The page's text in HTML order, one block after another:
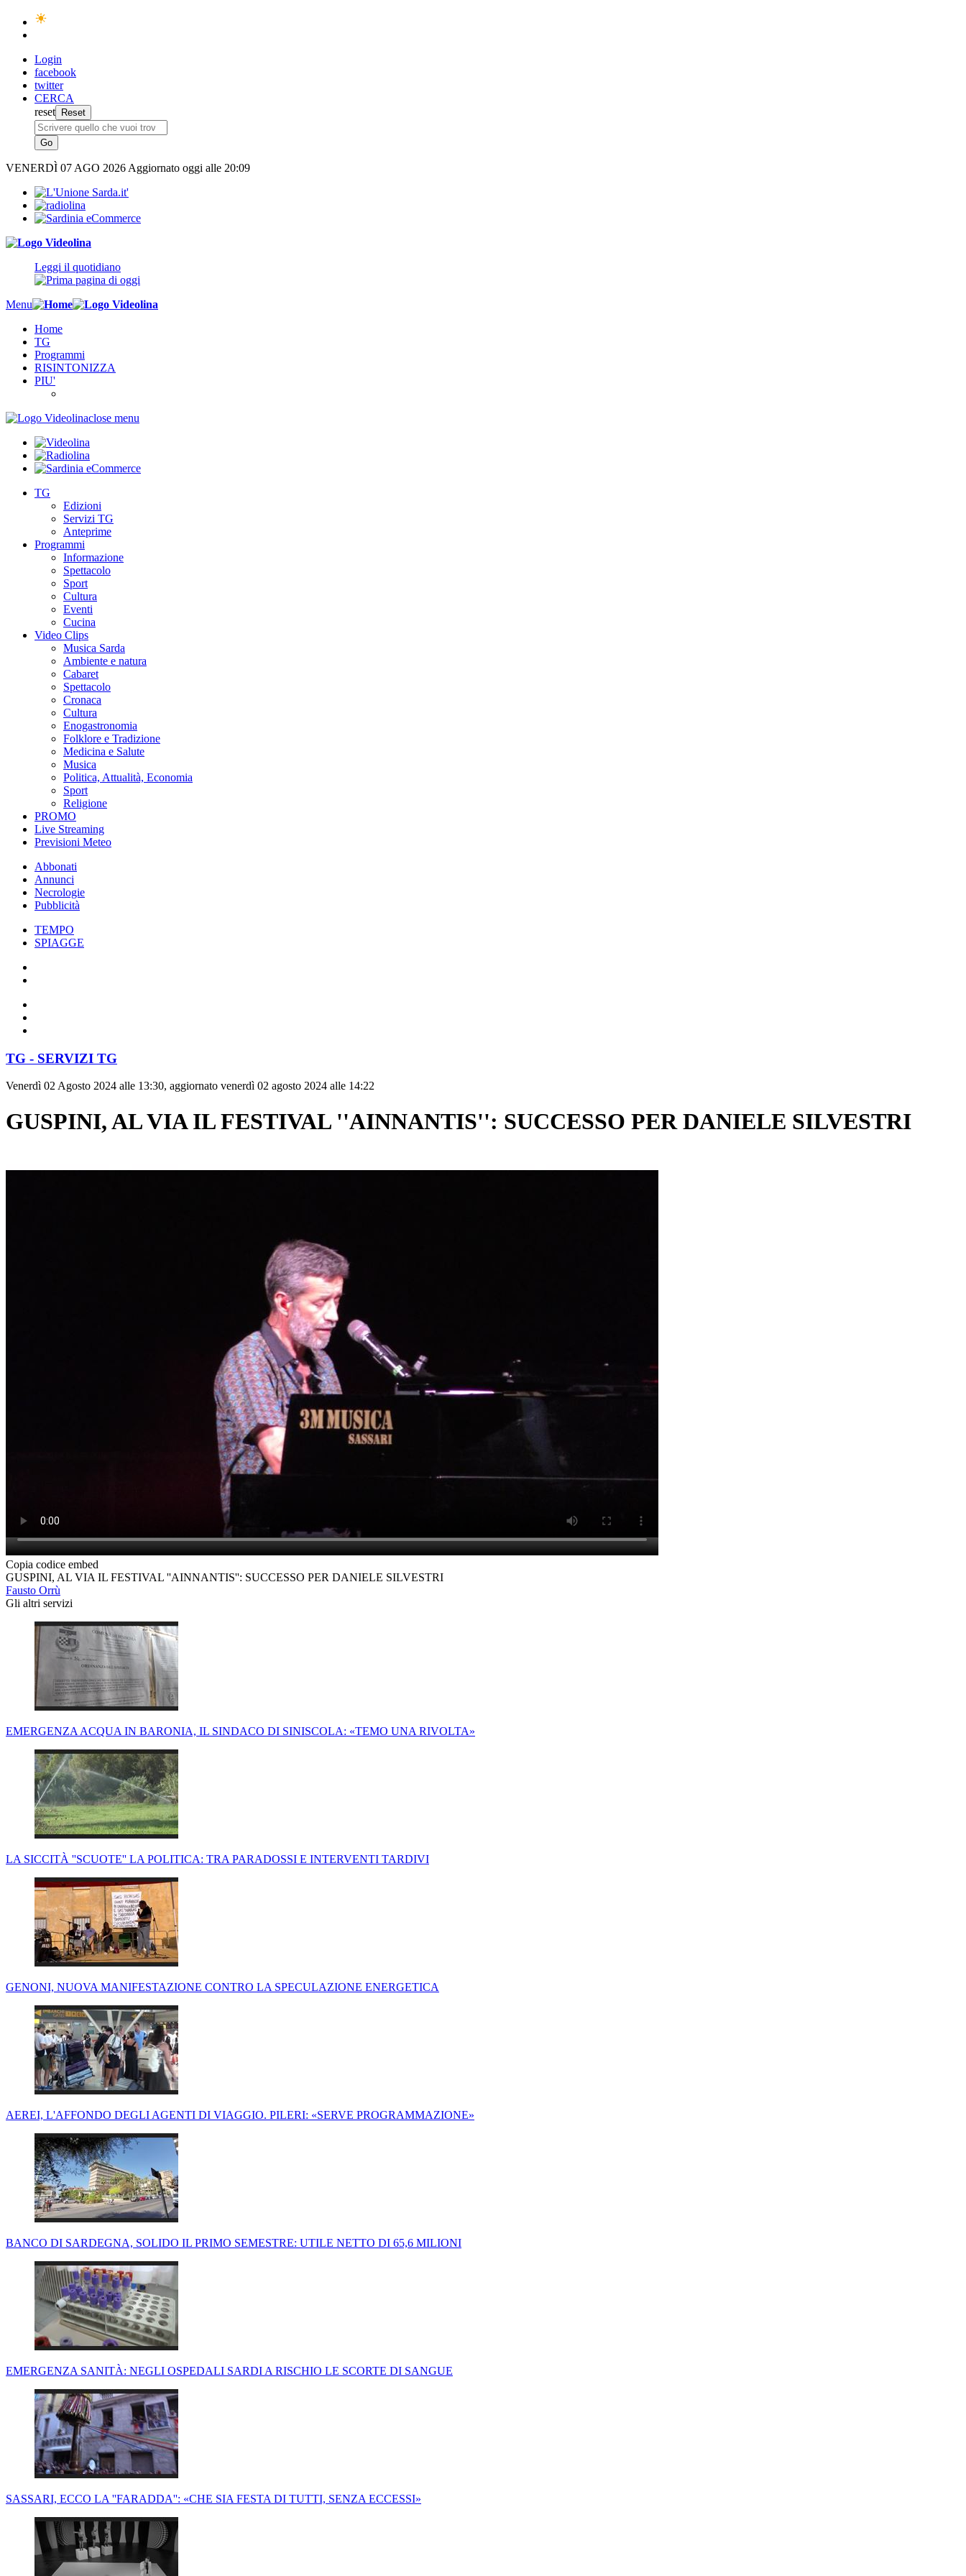
Login
facebook
twitter
CERCA
reset
VENERDÌ 07 AGO 2026 Aggiornato oggi alle 20:09
Leggi il quotidiano
Menu
Home
TG
Programmi
RISINTONIZZA
PIU'
close menu
TG
Edizioni
Servizi TG
Anteprime
Programmi
Informazione
Spettacolo
Sport
Cultura
Eventi
Cucina
Video Clips
Musica Sarda
Ambiente e natura
Cabaret
Spettacolo
Cronaca
Cultura
Enogastronomia
Folklore e Tradizione
Medicina e Salute
Musica
Politica, Attualità, Economia
Sport
Religione
PROMO
Live Streaming
Previsioni Meteo
Abbonati
Annunci
Necrologie
Pubblicità
TEMPO
SPIAGGE
TG - SERVIZI TG
Venerdì 02 Agosto 2024 alle 13:30, aggiornato venerdì 02 agosto 2024 alle 14:22
GUSPINI, AL VIA IL FESTIVAL ''AINNANTIS'': SUCCESSO PER DANIELE SILVESTRI
Copia codice embed
GUSPINI, AL VIA IL FESTIVAL ''AINNANTIS'': SUCCESSO PER DANIELE SILVESTRI
Fausto Orrù
Gli altri servizi
EMERGENZA ACQUA IN BARONIA, IL SINDACO DI SINISCOLA: «TEMO UNA RIVOLTA»
LA SICCITÀ ''SCUOTE'' LA POLITICA: TRA PARADOSSI E INTERVENTI TARDIVI
GENONI, NUOVA MANIFESTAZIONE CONTRO LA SPECULAZIONE ENERGETICA
AEREI, L'AFFONDO DEGLI AGENTI DI VIAGGIO. PILERI: «SERVE PROGRAMMAZIONE»
BANCO DI SARDEGNA, SOLIDO IL PRIMO SEMESTRE: UTILE NETTO DI 65,6 MILIONI
EMERGENZA SANITÀ: NEGLI OSPEDALI SARDI A RISCHIO LE SCORTE DI SANGUE
SASSARI, ECCO LA ''FARADDA'': «CHE SIA FESTA DI TUTTI, SENZA ECCESSI»